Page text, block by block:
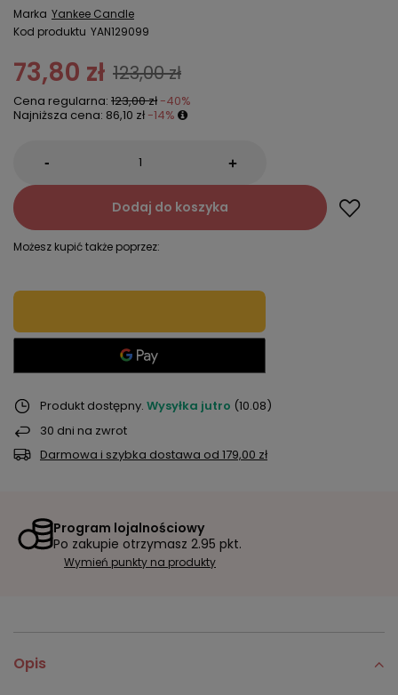
Marka Yankee Candle
Kod produktu YAN129099
73,80 zł 123,00 zł
Cena regularna: 123,00 zł -40%
Najniższa cena: 86,10 zł -14%
- +
Dodaj do koszyka
Możesz kupić także poprzez:
Produkt dostępny Wysyłka jutro (10.08)
30 dni na zwrot
Darmowa i szybka dostawa od 179,00 zł
Program lojalnościowy
Po zakupie otrzymasz 2.95 pkt.
Wymień punkty na produkty
Opis